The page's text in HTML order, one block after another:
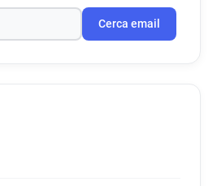
Cerca email